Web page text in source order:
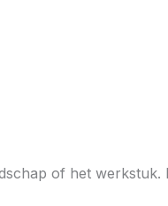
of het werkstuk.